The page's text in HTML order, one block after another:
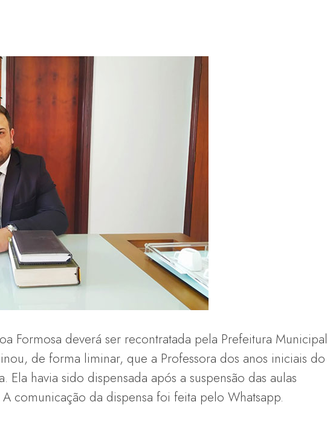
Formosa deverá ser recontratada pela Prefeitura Municipal
de forma liminar, que a Professora dos anos iniciais do
Ela havia sido dispensada após a suspensão das aulas
comunicação da dispensa foi feita pelo Whatsapp.